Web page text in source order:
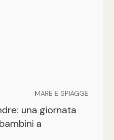
MARE E SPIAGGE
una giornata
a